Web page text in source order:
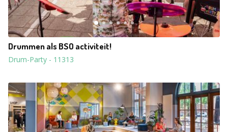
Drummen als BSO activiteit!
Drum-Party - 11313